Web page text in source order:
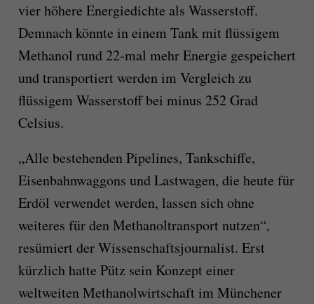
vier höhere Energiedichte als Wasserstoff.
Demnach könnte in einem Tank mit flüssigem
Methanol rund 22-mal mehr Energie gespeichert
und transportiert werden im Vergleich zu
flüssigem Wasserstoff bei minus 252 Grad
Celsius.
„Alle bestehenden Pipelines, Tankschiffe,
Eisenbahnwaggons und Lastwagen, die heute für
Erdöl verwendet werden, lassen sich ohne
weiteres für den Methanoltransport nutzen“,
resümiert der Wissenschaftsjournalist. Erst
kürzlich hatte Pütz sein Konzept einer
weltweiten Methanolwirtschaft im Münchener